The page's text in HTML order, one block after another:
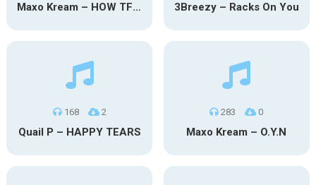
Maxo Kream – HOW TF I’M LUCKY 3Breezy – Racks On You
168 2
Quail P – HAPPY TEARS
283 0
Maxo Kream – O.Y.N